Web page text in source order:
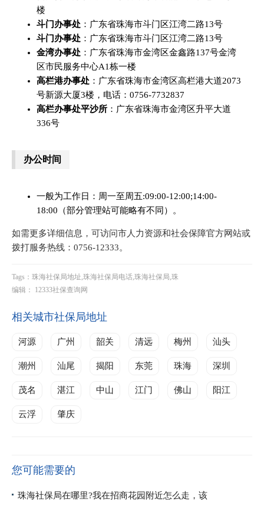
楼
斗门办事处 ：广东省珠海市斗门区江湾二路13号
斗门办事处 ：广东省珠海市斗门区江湾二路13号
金湾办事处 ：广东省珠海市金湾区金鑫路137号金湾
区市民服务中心A1栋一楼
高栏港办事处 ：广东省珠海市金湾区高栏港大道2073
号新源大厦3楼，电话：0756-7732837
高栏办事处平沙所 ：广东省珠海市金湾区升平大道
336号
办公时间
一般为工作日：周一至周五:09:00-12:00;14:00-
18:00（部分管理站可能略有不同）。
如需更多详细信息，可访问市人力资源和社会保障官方网站或
拨打服务热线：0756-12333。
Tags：珠海社保局地址,珠海社保局电话,珠海社保局,珠
编辑： 12333社保查询网
相关城市社保局地址
河源 广州 韶关 清远 梅州 汕头
潮州 汕尾 揭阳 东莞 珠海 深圳
茂名 湛江 中山 江门 佛山 阳江
云浮 肇庆
您可能需要的
珠海社保局在哪里?我在招商花园附近怎么走，该